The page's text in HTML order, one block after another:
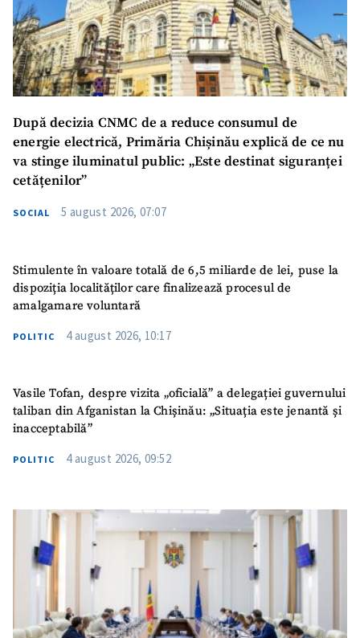
După decizia CNMC de a reduce consumul de
energie electrică, Primăria Chișinău explică de ce nu
va stinge iluminatul public: „Este destinat siguranței
cetățenilor”
SOCIAL 5 august 2026, 07:07
Stimulente în valoare totală de 6,5 miliarde de lei, puse la
dispoziția localităților care finalizează procesul de
amalgamare voluntară
POLITIC 4 august 2026, 10:17
Vasile Tofan, despre vizita „oficială” a delegației guvernului
taliban din Afganistan la Chișinău: „Situația este jenantă și
inacceptabilă”
POLITIC 4 august 2026, 09:52